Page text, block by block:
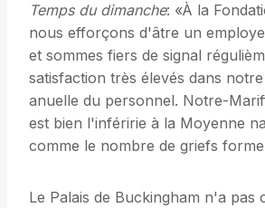
Temps du dimanche: «À la
nous efforçons d'âtre un
et sommes fiers de signal
satisfaction très élevés dans
anuelle du personnel. Notre-
est bien l'inféririe à la Moyenne
comme le nombre de griefs
Le Palais de Buckingham n'a pas